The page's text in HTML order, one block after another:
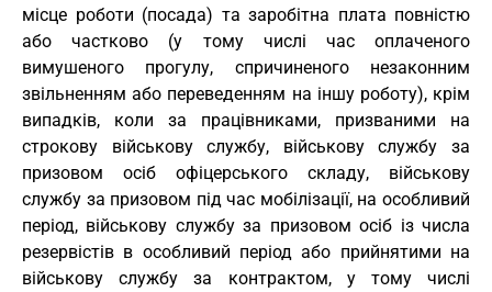
місце роботи (посада) та заробітна плата повністю
або частково (у тому числі час оплаченого
вимушеного прогулу, спричиненого незаконним
звільненням або переведенням на іншу роботу), крім
випадків, коли за працівниками, призваними на
строкову військову службу, військову службу за
призовом осіб офіцерського складу, військову
службу за призовом під час мобілізації, на особливий
період, військову службу за призовом осіб із числа
резервістів в особливий період або прийнятими на
військову службу за контрактом, у тому числі